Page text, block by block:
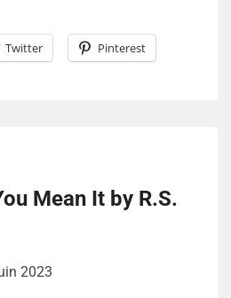
Twitter Pinterest
Mean It by R.S.
2023